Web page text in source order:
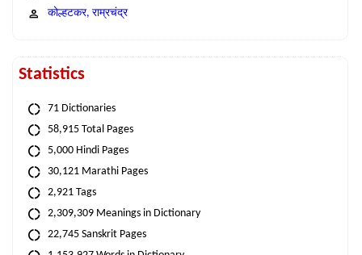
कोल्हटकर, राम्रचंद्र
Statistics
71 Dictionaries
58,915 Total Pages
5,000 Hindi Pages
30,121 Marathi Pages
2,921 Tags
2,309,309 Meanings in Dictionary
22,745 Sanskrit Pages